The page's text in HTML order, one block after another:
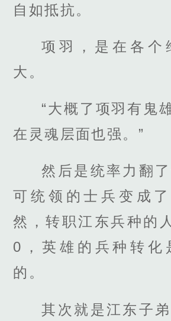
自如抵抗。
项羽，是在各个
大。
“大概了项羽有鬼
在灵魂层面也强。”
然后是统率力翻
可统领的士兵变成
然，转职江东兵种的
0，英雄的兵种转化
的。
其次就是江东子